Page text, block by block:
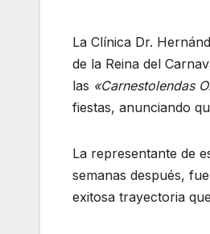
La Clínica Dr.
de la Reina del
las «Carnestolendas
fiestas, anunciando
La representante de
semanas después, fue
exitosa trayectoria